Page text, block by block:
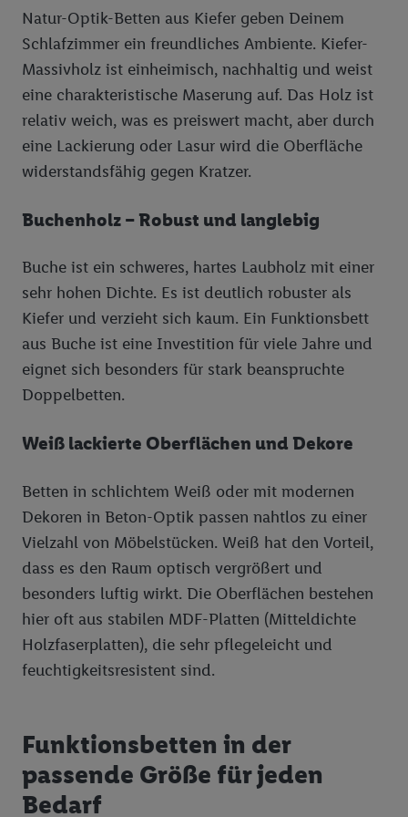
Natur-Optik-Betten aus Kiefer geben Deinem
Schlafzimmer ein freundliches Ambiente. Kiefer-
Massivholz ist einheimisch, nachhaltig und weist
eine charakteristische Maserung auf. Das Holz ist
relativ weich, was es preiswert macht, aber durch
eine Lackierung oder Lasur wird die Oberfläche
widerstandsfähig gegen Kratzer.
Buchenholz – Robust und langlebig
Buche ist ein schweres, hartes Laubholz mit einer
sehr hohen Dichte. Es ist deutlich robuster als
Kiefer und verzieht sich kaum. Ein Funktionsbett
aus Buche ist eine Investition für viele Jahre und
eignet sich besonders für stark beanspruchte
Doppelbetten.
Weiß lackierte Oberflächen und Dekore
Betten in schlichtem Weiß oder mit modernen
Dekoren in Beton-Optik passen nahtlos zu einer
Vielzahl von Möbelstücken. Weiß hat den Vorteil,
dass es den Raum optisch vergrößert und
besonders luftig wirkt. Die Oberflächen bestehen
hier oft aus stabilen MDF-Platten (Mitteldichte
Holzfaserplatten), die sehr pflegeleicht und
feuchtigkeitsresistent sind.
Funktionsbetten in der
passende Größe für jeden
Bedarf
einzelne Verwendungszwecke oder Partner zulassen; das gilt
auch für die nachfolgend schlagwortartig benannten Zwecke
Werbung und Erfolgsmessung:
Gewährleistung der Sicherheit, Verhinderung und Aufdeckung
von Betrug und Fehlerbehebung, Bereitstellung und Anzeige
von Werbung und Inhalten, Abgleichung und Kombination
von Daten aus unterschiedlichen Quellen, Verknüpfung
automatisch übermittelter Informationen, Messung des
Erfolgs von Werbekampagnen durch TTD und Nutzung der
Marketing, sowie:
Verwendung genauer Standortdaten. Erstellung von
Zugriff auf Informationen auf einem Endgerät.
Entwicklung und Verbesserung der Angebote. Analyse
von Zielgruppen durch Statistiken oder Kombinationen
reduzierter Daten zur Auswahl von Werbeanzeigen.
zur Auswahl personalisierter Werbung.
Liste der Partner (Lieferanten)